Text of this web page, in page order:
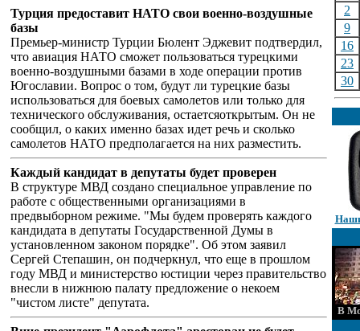
Турция предоставит НАТО свои военно-воздушные
базы
Премьер-министр Турции Бюлент Эджевит подтвердил,
что авиация НАТО сможет пользоваться турецкими
военно-воздушными базами в ходе операции против
Югославии. Вопрос о том, будут ли турецкие базы
использоваться для боевых самолетов или только для
технического обслуживания, остаетсяоткрытым. Он не
сообщил, о каких именно базах идет речь и сколько
самолетов НАТО предполагается на них разместить.
Каждый кандидат в депутаты будет проверен
В структуре МВД создано специальное управление по
работе с общественными организациями в
предвыборном режиме. "Мы будем проверять каждого
кандидата в депутаты Государственной Думы в
установленном законом порядке". Об этом заявил
Сергей Степашин, он подчеркнул, что еще в прошлом
году МВД и министерство юстиции через правительство
внесли в нижнюю палату предложение о некоем
"чистом листе" депутата.
2
9
16
23
30
В